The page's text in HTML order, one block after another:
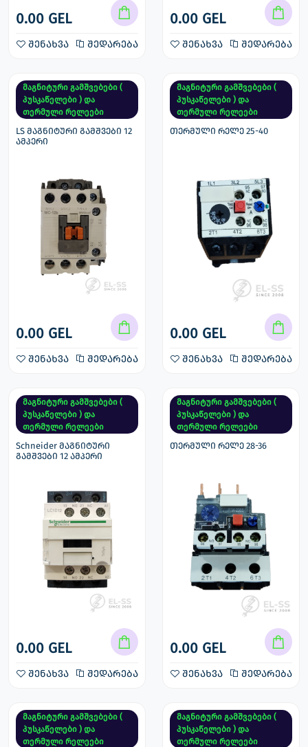
0.00 GEL
შენახვა შედარება
0.00 GEL
შენახვა შედარება
მაგნიტური გამშვებები (
პუსკაწელები ) და
თერმული რელეები
LS მაგნიტური გამშვები 12
ამპერი
0.00 GEL
შენახვა შედარება
მაგნიტური გამშვებები (
პუსკაწელები ) და
თერმული რელეები
თერმული რელე 25-40
0.00 GEL
შენახვა შედარება
მაგნიტური გამშვებები (
პუსკაწელები ) და
თერმული რელეები
Schneider მაგნიტური
გამშვები 12 ამპერი
0.00 GEL
შენახვა შედარება
მაგნიტური გამშვებები (
პუსკაწელები ) და
თერმული რელეები
თერმული რელე 28-36
0.00 GEL
შენახვა შედარება
მაგნიტური გამშვებები (
პუსკაწელები ) და
თერმული რელეები
მაგნიტური გამშვებები (
პუსკაწელები ) და
თერმული რელეები